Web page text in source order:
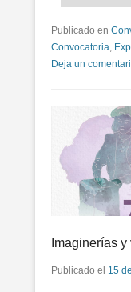
Publicado en
Convocatoria,
Deja un
Imaginerías
Publicado el 15